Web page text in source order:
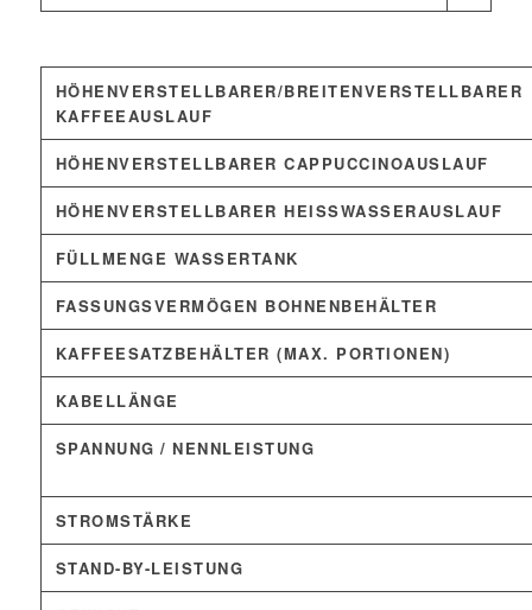
HÖHENVERSTELLBARER/BREITENVERSTELLBARER
KAFFEEAUSLAUF
HÖHENVERSTELLBARER CAPPUCCINOAUSLAUF
HÖHENVERSTELLBARER HEISSWASSERAUSLAUF
FÜLLMENGE WASSERTANK
FASSUNGSVERMÖGEN BOHNENBEHÄLTER
KAFFEESATZBEHÄLTER (MAX. PORTIONEN)
KABELLÄNGE
SPANNUNG / NENNLEISTUNG
STROMSTÄRKE
STAND-BY-LEISTUNG